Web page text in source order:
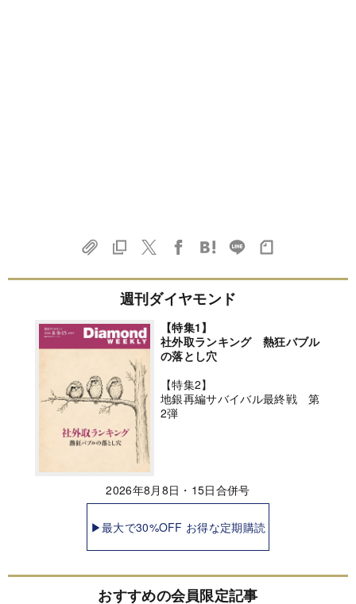
週刊ダイヤモンド
【特集1】
社外取ランキング 熱狂バブル
の落とし穴
【特集2】
地銀再編サバイバル最終戦 第
2弾
2026年8月8日・15日合併号
▶最大で30%OFF お得な定期購読
おすすめの会員限定記事